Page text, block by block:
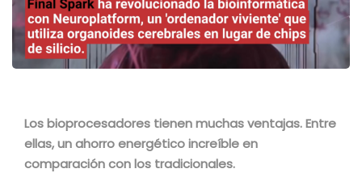
Los bioprocesadores tienen muchas ventajas. Entre
ellas, un ahorro energético increíble en
comparación con los tradicionales.